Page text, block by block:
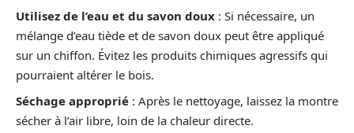
Utilisez de l’eau et du savon doux : Si nécessaire, un
mélange d’eau tiède et de savon doux peut être appliqué
sur un chiffon. Évitez les produits chimiques agressifs qui
pourraient altérer le bois.
Séchage approprié : Après le nettoyage, laissez la montre
sécher à l’air libre, loin de la chaleur directe.